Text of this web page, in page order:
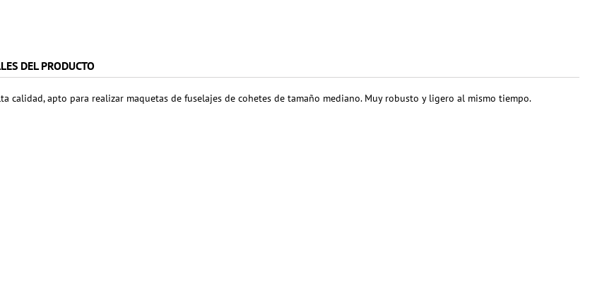
DEL PRODUCTO
calidad, apto para realizar maquetas de fuselajes de cohetes de tamaño mediano. Muy robusto y ligero al mismo tiempo.